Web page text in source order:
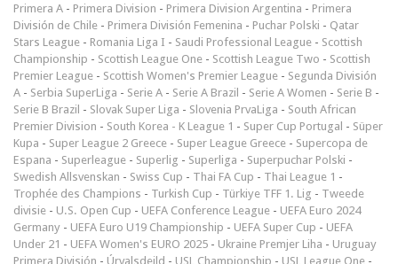
Primera A - Primera Division - Primera Division Argentina - Primera
División de Chile - Primera División Femenina - Puchar Polski - Qatar
Stars League - Romania Liga I - Saudi Professional League - Scottish
Championship - Scottish League One - Scottish League Two - Scottish
Premier League - Scottish Women's Premier League - Segunda División
A - Serbia SuperLiga - Serie A - Serie A Brazil - Serie A Women - Serie B -
Serie B Brazil - Slovak Super Liga - Slovenia PrvaLiga - South African
Premier Division - South Korea - K League 1 - Super Cup Portugal - Süper
Kupa - Super League 2 Greece - Super League Greece - Supercopa de
Espana - Superleague - Superlig - Superliga - Superpuchar Polski -
Swedish Allsvenskan - Swiss Cup - Thai FA Cup - Thai League 1 -
Trophée des Champions - Turkish Cup - Türkiye TFF 1. Lig - Tweede
divisie - U.S. Open Cup - UEFA Conference League - UEFA Euro 2024
Germany - UEFA Euro U19 Championship - UEFA Super Cup - UEFA
Under 21 - UEFA Women's EURO 2025 - Ukraine Premjer Liha - Uruguay
Primera División - Úrvalsdeild - USL Championship - USL League One -